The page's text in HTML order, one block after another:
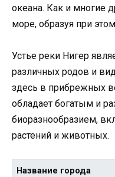
океана. Как и многие
море, образуя при
Устье реки Нигер
различных родов и
здесь в прибрежных
обладает богатым и
биоразнообразием,
растений и животных.
Название города